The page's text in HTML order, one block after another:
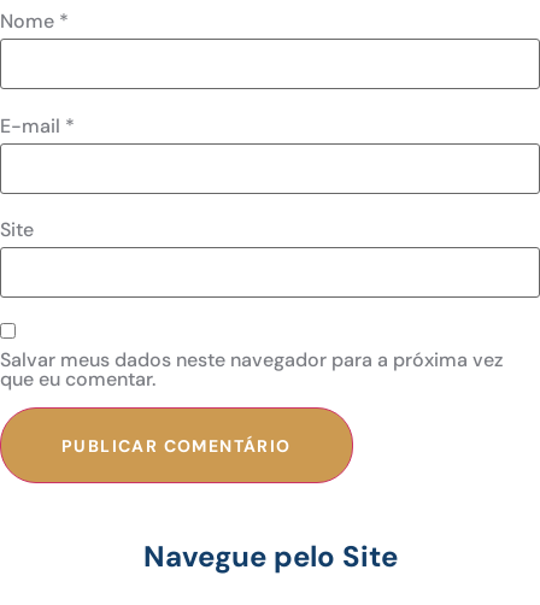
Nome *
E-mail *
Site
Salvar meus dados neste navegador para a próxima vez
que eu comentar.
Navegue pelo Site